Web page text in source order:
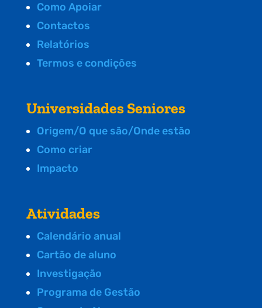
Como Apoiar
Contactos
Relatórios
Termos e condições
Universidades Seniores
Origem/O que são/Onde estão
Como criar
Impacto
Atividades
Calendário anual
Cartão de aluno
Investigação
Programa de Gestão